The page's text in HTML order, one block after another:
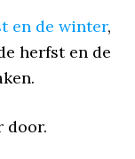
en de winter,
herfst en de
door.